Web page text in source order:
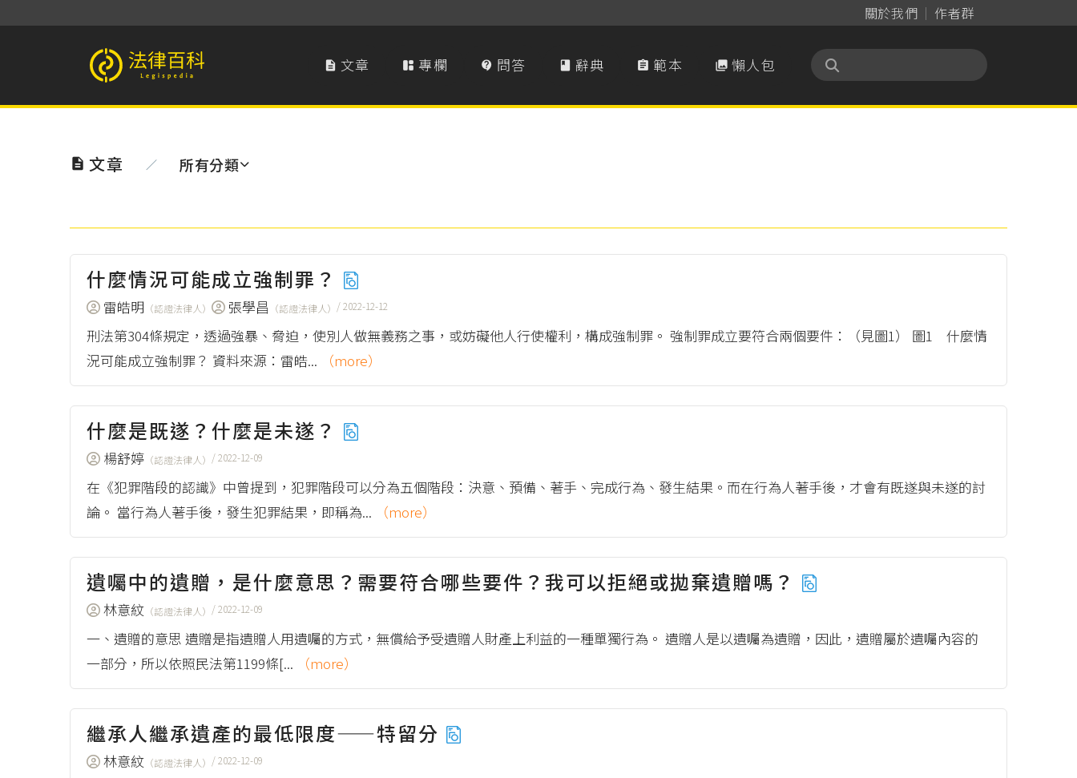
關於我們 作者群
法律百科 Legispedia  文章  專欄  問答  辭典  範本  懶人包
 文章 ／ 所有分類
什麼情況可能成立強制罪？
雷皓明 （認證法律人） 張學昌 （認證法律人） / 2022-12-12
刑法第304條規定，透過強暴、脅迫，使別人做無義務之事，或妨礙他人行使權利，構成強制罪。 強制罪成立要符合兩個要件：（見圖1） 圖1 什麼情
況可能成立強制罪？ 資料來源：雷皓...
（more）
什麼是既遂？什麼是未遂？
楊舒婷 （認證法律人） / 2022-12-09
在《犯罪階段的認識》中曾提到，犯罪階段可以分為五個階段：決意、預備、著手、完成行為、發生結果。而在行為人著手後，才會有既遂與未遂的討
論。 當行為人著手後，發生犯罪結果，即稱為...
（more）
遺囑中的遺贈，是什麼意思？需要符合哪些要件？我可以拒絕或拋棄遺贈嗎？
林意紋 （認證法律人） / 2022-12-09
一、遺贈的意思 遺贈是指遺贈人用遺囑的方式，無償給予受遺贈人財產上利益的一種單獨行為。 遺贈人是以遺囑為遺贈，因此，遺贈屬於遺囑內容的
一部分，所以依照民法第1199條[...
（more）
繼承人繼承遺產的最低限度——特留分
林意紋 （認證法律人） / 2022-12-09